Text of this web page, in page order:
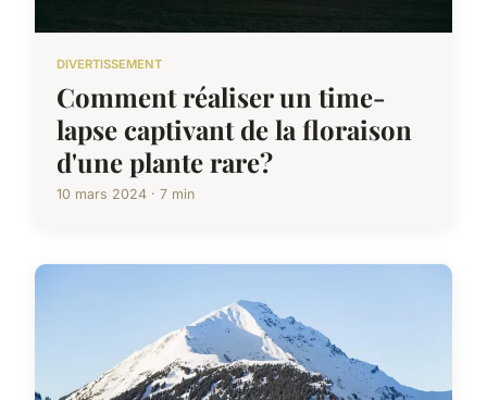
DIVERTISSEMENT
Comment réaliser un time-
lapse captivant de la floraison
d'une plante rare?
10 mars 2024 · 7 min